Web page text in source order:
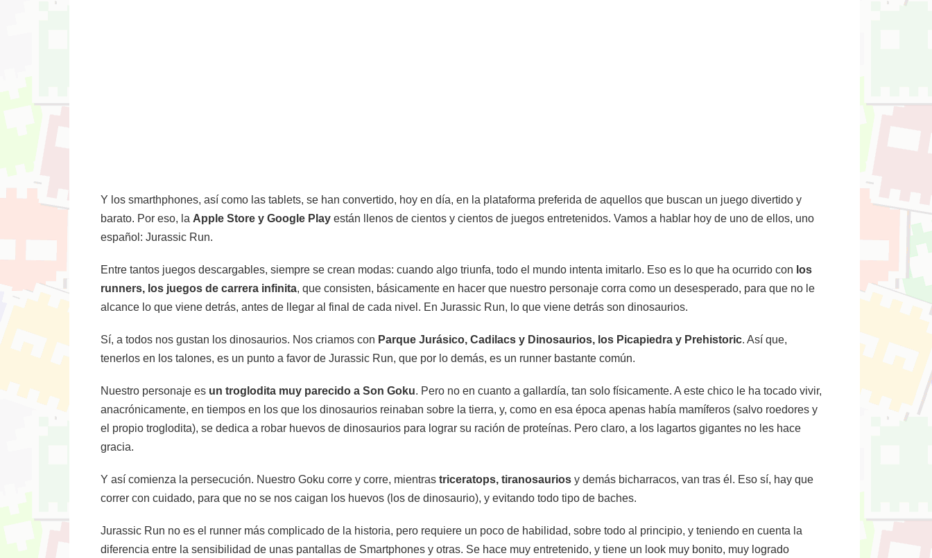
Y los smarthphones, así como las tablets, se han convertido, hoy en día, en la plataforma preferida de aquellos que buscan un juego divertido y
barato. Por eso, la Apple Store y Google Play están llenos de cientos y cientos de juegos entretenidos. Vamos a hablar hoy de uno de ellos, uno
español: Jurassic Run.
Entre tantos juegos descargables, siempre se crean modas: cuando algo triunfa, todo el mundo intenta imitarlo. Eso es lo que ha ocurrido con los
runners, los juegos de carrera infinita, que consisten, básicamente en hacer que nuestro personaje corra como un desesperado, para que no le
alcance lo que viene detrás, antes de llegar al final de cada nivel. En Jurassic Run, lo que viene detrás son dinosaurios.
Sí, a todos nos gustan los dinosaurios. Nos criamos con Parque Jurásico, Cadilacs y Dinosaurios, los Picapiedra y Prehistoric. Así que,
tenerlos en los talones, es un punto a favor de Jurassic Run, que por lo demás, es un runner bastante común.
Nuestro personaje es un troglodita muy parecido a Son Goku. Pero no en cuanto a gallardía, tan solo físicamente. A este chico le ha tocado vivir,
anacrónicamente, en tiempos en los que los dinosaurios reinaban sobre la tierra, y, como en esa época apenas había mamíferos (salvo roedores y
el propio troglodita), se dedica a robar huevos de dinosaurios para lograr su ración de proteínas. Pero claro, a los lagartos gigantes no les hace
gracia.
Y así comienza la persecución. Nuestro Goku corre y corre, mientras triceratops, tiranosaurios y demás bicharracos, van tras él. Eso sí, hay que
correr con cuidado, para que no se nos caigan los huevos (los de dinosaurio), y evitando todo tipo de baches.
Jurassic Run no es el runner más complicado de la historia, pero requiere un poco de habilidad, sobre todo al principio, y teniendo en cuenta la
diferencia entre la sensibilidad de unas pantallas de Smartphones y otras. Se hace muy entretenido, y tiene un look muy bonito, muy logrado